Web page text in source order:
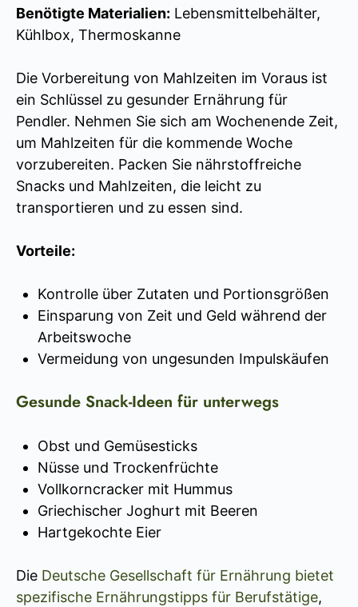
Benötigte Materialien: Lebensmittelbehälter,
Kühlbox, Thermoskanne
Die Vorbereitung von Mahlzeiten im Voraus ist
ein Schlüssel zu gesunder Ernährung für
Pendler. Nehmen Sie sich am Wochenende Zeit,
um Mahlzeiten für die kommende Woche
vorzubereiten. Packen Sie nährstoffreiche
Snacks und Mahlzeiten, die leicht zu
transportieren und zu essen sind.
Vorteile:
Kontrolle über Zutaten und Portionsgrößen
Einsparung von Zeit und Geld während der
Arbeitswoche
Vermeidung von ungesunden Impulskäufen
Gesunde Snack-Ideen für unterwegs
Obst und Gemüsesticks
Nüsse und Trockenfrüchte
Vollkorncracker mit Hummus
Griechischer Joghurt mit Beeren
Hartgekochte Eier
Die Deutsche Gesellschaft für Ernährung bietet
spezifische Ernährungstipps für Berufstätige,